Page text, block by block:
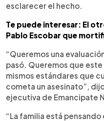
esclarecer el hecho.
Te puede interesar: El
Pablo Escobar que
“Queremos una
pasó. Queremos que
mismos estándares que
cometa un asesinato”,
ejecutiva de Emancipate
“La familia está